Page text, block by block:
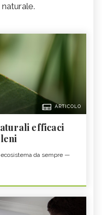
ARTICOLO
efficaci
da sempre —